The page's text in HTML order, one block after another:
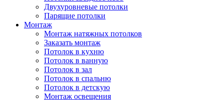
Двухуровневые потолки
Парящие потолки
Монтаж
Монтаж натяжных потолков
Заказать монтаж
Потолок в кухню
Потолок в ванную
Потолок в зал
Потолок в спальню
Потолок в детскую
Монтаж освещения